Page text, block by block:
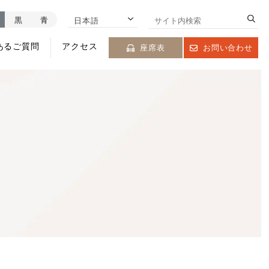
黒 青 日本語
るご質問 アクセス 座席表 お問い合わせ